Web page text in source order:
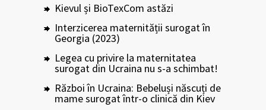
Kievul și BioTexCom astăzi
Interzicerea maternității surogat în
Georgia (2023)
Legea cu privire la maternitatea
surogat din Ucraina nu s-a schimbat!
Război în Ucraina: Bebeluși născuți de
mame surogat într-o clinică din Kiev